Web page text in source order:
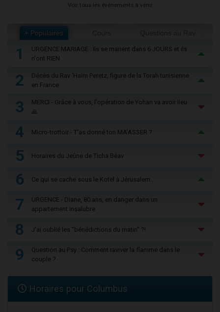
Voir tous les événements à venir
+ Populaires
1
URGENCE MARIAGE : Ils se marient dans 6 JOURS et ils
n'ont RIEN
2
Décès du Rav ‘Haïm Peretz, figure de la Torah tunisienne
en France
3
MERCI - Grâce à vous, l'opération de Yohan va avoir lieu
🙏
4 Micro-trottoir - T'as donné ton MA’ASSER ?
5 Horaires du Jeûne de Ticha Béav
6 Ce qui se cache sous le Kotel à Jérusalem...
7
URGENCE - Diane, 80 ans, en danger dans un
appartement insalubre
8 J'ai oublié les "bénédictions du matin" ?!
9
Question au Psy : Comment raviver la flamme dans le
couple ?
Horaires pour Columbus